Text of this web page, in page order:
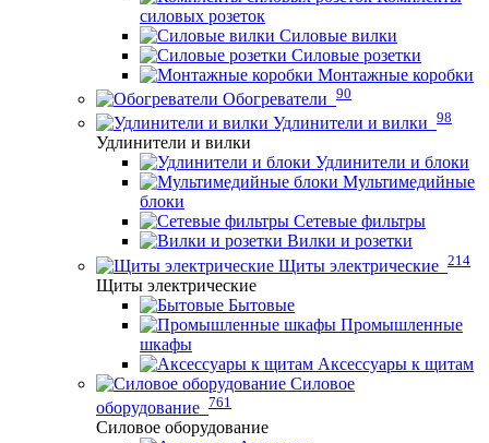
силовых розеток
Силовые вилки
Силовые розетки
Монтажные коробки
Обогреватели 90
Удлинители и вилки 98
Удлинители и вилки
Удлинители и блоки
Мультимедийные
блоки
Сетевые фильтры
Вилки и розетки
Щиты электрические 214
Щиты электрические
Бытовые
Промышленные
шкафы
Аксессуары к щитам
Силовое
оборудование 761
Силовое оборудование